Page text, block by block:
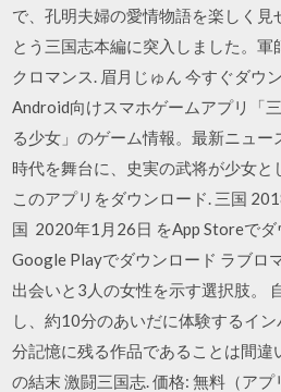
で、孔明夫婦の愛情物語を楽しく見
とう三国志本編に突入しました。軍
クロマンス. 眉月じゅん 今すぐダウ
Android向けスマホゲームアプリ「
る少女」のゲーム情報。最新ニュー
時代を舞台に、史実の武将が少女と
このアプリをダウンロード. 三国
国 2020年1月26日 をApp Storeでダ
Google Playでダウンロード ラブロ
出会いと3人の女性を示す選択肢。
し、約10分のあいだに体験するイ
分記憶に残る作品であることは間違
の結末 激闘三国志. 価格: 無料（ア